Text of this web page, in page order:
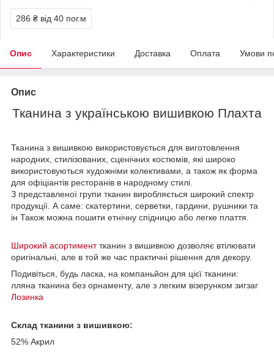
286 ₴ від 40 пог.м
Опис Характеристики Доставка Оплата Умови
Опис
Тканина з українською вишивкою Плахта
Тканина з вишивкою використовується для виготовлення
народних, стилізованих, сценічних костюмів, які широко
використовуються художніми колективами, а також як форма
для офіціантів ресторанів в народному стилі.
З представленої групи тканин виробляється широкий спектр
продукції. А саме: скатертини, серветки, гардини, рушники та
ін Також можна пошити етнічну спідницю або легке плаття.
Широкий асортименттканин з вишивкою дозволяє втілювати
оригінальні, але в той же час практичні рішення для декору.
Подивіться, будь ласка, на компаньйон для цієї тканини:
лляна тканина без орнаменту, але з легким візерунком зигзаг
Лозинка
Склад тканини з вишивкою:
52% Акрил